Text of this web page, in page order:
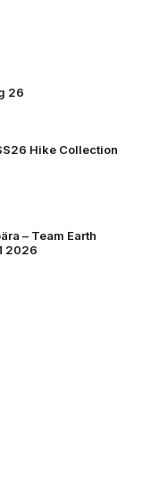
26
Hike Collection
– Team Earth
2026